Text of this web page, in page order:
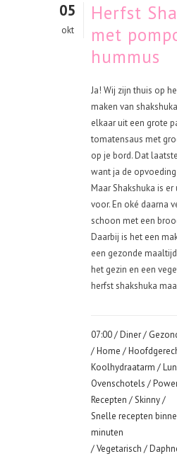
05
okt
Herfst
met
hummus
Ja! Wij zijn thuis op
maken van
elkaar uit een grote
tomatensaus met
op je bord. Dat
want ja de
Maar Shakshuka is
voor. En oké daarna
schoon met een
Daarbij is het een
een gezonde
het gezin en een
herfst shakshuka
07:00 /Diner/
/Home /
Koolhydraatarm /
Ovenschotels /
Recepten /Skinny/
Snelle recepten
minuten
/Vegetarisch /